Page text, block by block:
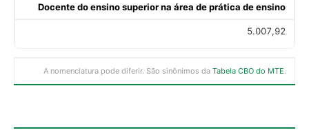
Docente do ensino superior na área de prática de ensino
5.007,92
A nomenclatura pode diferir. São sinônimos da Tabela CBO do MTE.